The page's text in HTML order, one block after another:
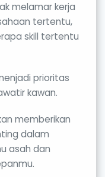
melamar kerja
tertentu,
skill tertentu
prioritas
kawan.
memberikan
dalam
asah dan